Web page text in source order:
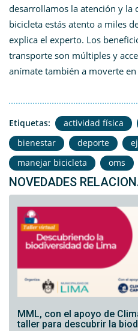
desarrollamos la atención y la
bicicleta estás atento a miles
explica el experto. Los
transporte son múltiples y
anímate también a moverte en
Etiquetas: actividad física
bienestar
deporte
manejar bicicleta
oms
NOVEDADES
MML, con el apoyo de
taller para descubrir la